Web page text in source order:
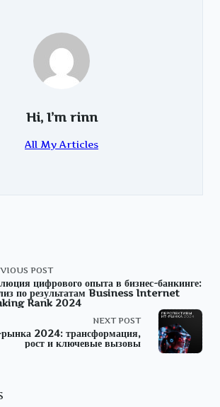
Hi, I’m rinn
All My Articles
POST
цифрового опыта в бизнес-банкинге:
по результатам Business Internet
Rank 2024
NEXT POST
2024: трансформация,
рост и ключевые вызовы